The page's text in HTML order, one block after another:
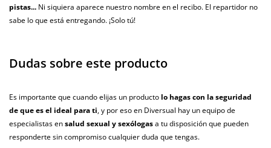
pistas... Ni siquiera aparece nuestro nombre en el recibo. El repartidor no
sabe lo que está entregando. ¡Solo tú!
Dudas sobre este producto
Es importante que cuando elijas un producto lo hagas con la seguridad
de que es el ideal para ti, y por eso en Diversual hay un equipo de
especialistas ensalud sexual y sexólogasa tu disposición que pueden
responderte sin compromiso cualquier duda que tengas.